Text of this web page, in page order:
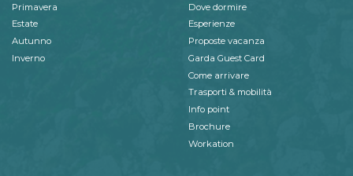
Primavera
Estate
Autunno
Inverno
Dove dormire
Esperienze
Proposte vacanza
Garda Guest Card
Come arrivare
Trasporti & mobilità
Info point
Brochure
Workation